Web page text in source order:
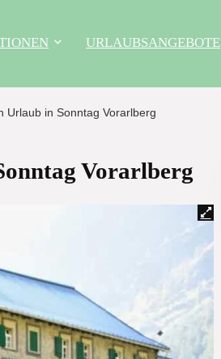
URLAUBSANGEBOTE
Urlaub in Sonntag Vorarlberg
Vorarlberg